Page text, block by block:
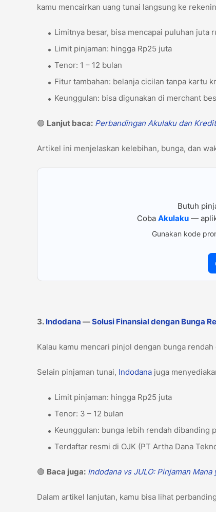
kamu mencairkan uang tunai langsung ke
Limitnya besar, bisa mencapai puluhan juta
Limit pinjaman: hingga Rp25 juta
Tenor: 1 – 12 bulan
Fitur tambahan: belanja cicilan tanpa kartu
Keunggulan: bisa digunakan di merchant
🟢 Lanjut baca: Perbandingan Akulaku dan
Artikel ini menjelaskan kelebihan, bunga, dan
Butuh
Coba Akulaku —
Gunakan kode
3. Indodana —Solusi Finansial dengan Bunga
Kalau kamu mencari pinjol dengan bunga
Selain pinjaman tunai, Indodana juga
Limit pinjaman: hingga Rp25 juta
Tenor: 3 – 12 bulan
Keunggulan: bunga lebih rendah dibanding
Terdaftar resmi di OJK (PT Artha Dana
🟢 Baca juga: Indodana vs JULO: Pinjaman
Dalam artikel lanjutan, kamu bisa lihat